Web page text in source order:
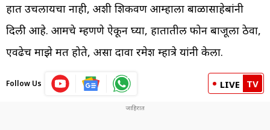
हात उचलायचा नाही, अशी शिकवण आम्हाला बाळासाहेबांनी
दिली आहे. आमचे म्हणणे ऐकून घ्या, हातातील फोन बाजूला ठेवा,
एवढेच माझे मत होते, असा दावा रमेश म्हात्रे यांनी केला.
Follow Us LIVE TV